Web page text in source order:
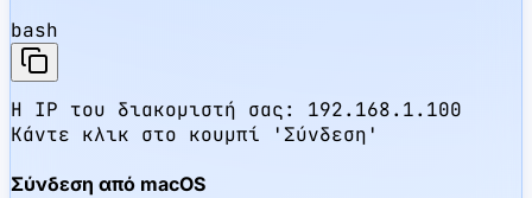
bash
Η IP του διακομιστή σας: 192.168.1.100
Κάντε κλικ στο κουμπί 'Σύνδεση'
Σύνδεση από macOS